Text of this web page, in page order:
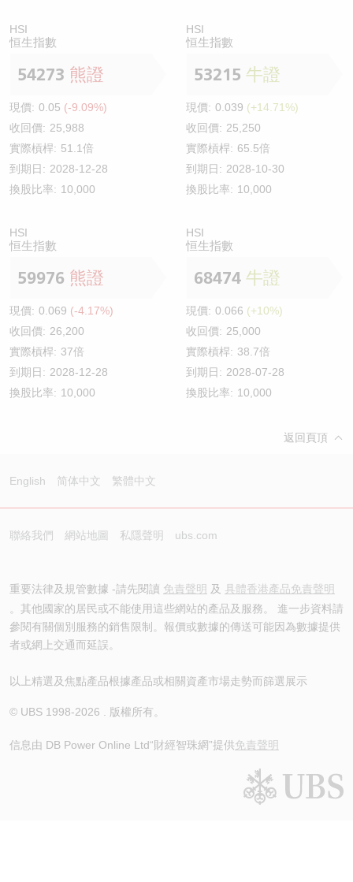
HSI
恒生指數
54273 熊證
現價: 0.05 (-9.09%)
收回價: 25,988
實際槓桿: 51.1倍
到期日: 2028-12-28
換股比率: 10,000
HSI
恒生指數
53215 牛證
現價: 0.039 (+14.71%)
收回價: 25,250
實際槓桿: 65.5倍
到期日: 2028-10-30
換股比率: 10,000
HSI
恒生指數
59976 熊證
現價: 0.069 (-4.17%)
收回價: 26,200
實際槓桿: 37倍
到期日: 2028-12-28
換股比率: 10,000
HSI
恒生指數
68474 牛證
現價: 0.066 (+10%)
收回價: 25,000
實際槓桿: 38.7倍
到期日: 2028-07-28
換股比率: 10,000
返回頁頂
English 简体中文 繁體中文
聯絡我們 網站地圖 私隱聲明 ubs.com
重要法律及規管數據 -請先閱讀 免責聲明 及 具體香港產品免責聲明
。其他國家的居民或不能使用這些網站的產品及服務。 進一步資料請
參閱有關個別服務的銷售限制。報價或數據的傳送可能因為數據提供
者或網上交通而延誤。
以上精選及焦點產品根據產品或相關資產市場走勢而篩選展示
© UBS 1998-2026 . 版權所有。
信息由 DB Power Online Ltd“財經智珠網”提供免責聲明